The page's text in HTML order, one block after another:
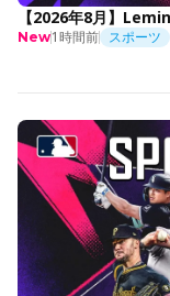
【2026年8月】
New1時間前 スポーツ